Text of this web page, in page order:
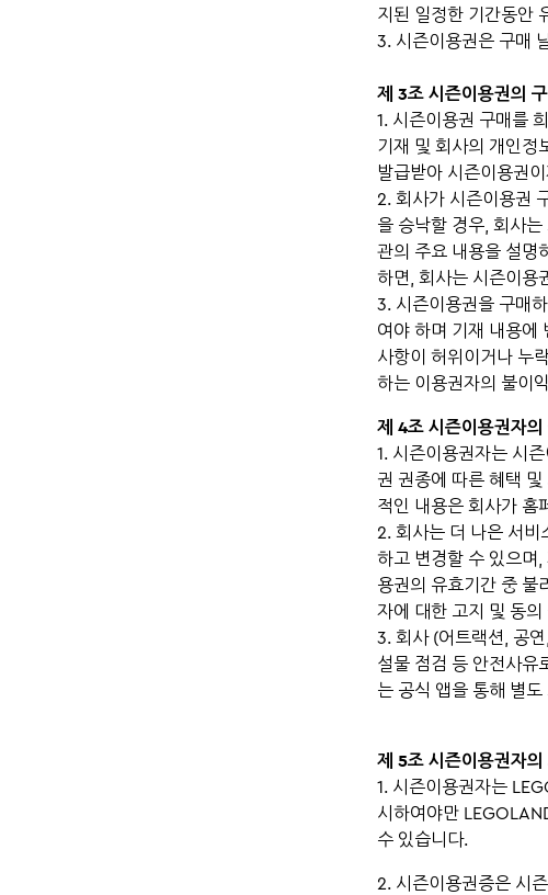
지된 일정한 기간동안
3. 시즌이용권은 구매
제 3조 시즌이용권의
1. 시즌이용권 구매를
기재 및 회사의 개인정
발급받아 시즌이용권
2. 회사가 시즌이용권
을 승낙할 경우, 회사
관의 주요 내용을 설명
하면, 회사는 시즌이용
3. 시즌이용권을 구매
여야 하며 기재 내용에
사항이 허위이거나 누
하는 이용권자의 불이
제 4조 시즌이용권자의
1. 시즌이용권자는 시
권 권종에 따른 혜택
적인 내용은 회사가 홈
2. 회사는 더 나은 서비
하고 변경할 수 있으며
용권의 유효기간 중 불
자에 대한 고지 및 동
3. 회사 (어트랙션, 공
설물 점검 등 안전사유
는 공식 앱을 통해 별
제 5조 시즌이용권자의
1. 시즌이용권자는
시하여야만
수 있습니다.
2. 시즌이용권증은 시